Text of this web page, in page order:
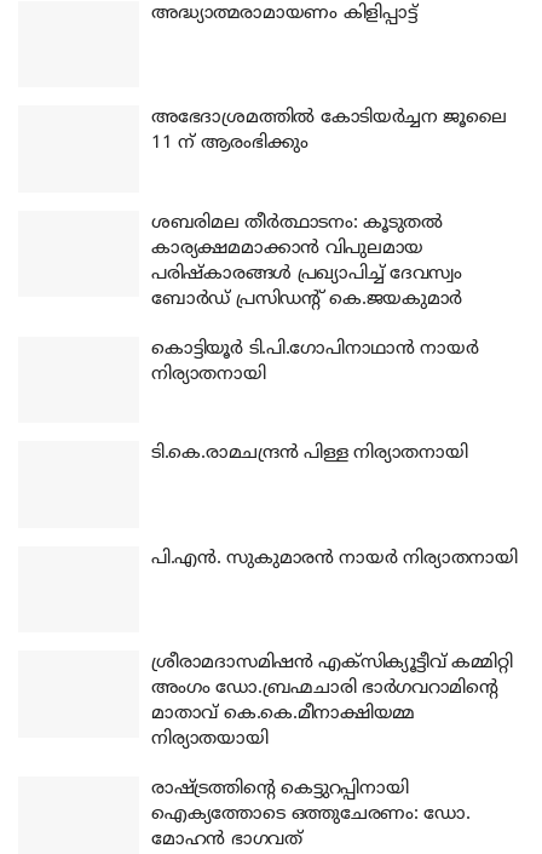
അദ്ധ്യാത്മരാമായണം കിളിപ്പാട്ട്
അഭേദാശ്രമത്തില്‍ കോടിയര്‍ച്ചന ജൂലൈ
11 ന് ആരംഭിക്കും
ശബരിമല തീര്‍ത്ഥാടനം: കൂടുതല്‍
കാര്യക്ഷമമാക്കാന്‍ വിപുലമായ
പരിഷ്‌കാരങ്ങള്‍ പ്രഖ്യാപിച്ച് ദേവസ്വം
ബോര്‍ഡ് പ്രസിഡന്റ് കെ.ജയകുമാര്‍
കൊട്ടിയൂര്‍ ടി.പി.ഗോപിനാഥാന്‍ നായര്‍
നിര്യാതനായി
ടി.കെ.രാമചന്ദ്രന്‍ പിള്ള നിര്യാതനായി
പി.എന്‍. സുകുമാരന്‍ നായര്‍ നിര്യാതനായി
ശ്രീരാമദാസമിഷന്‍ എക്‌സിക്യൂട്ടീവ് കമ്മിറ്റി
അംഗം ഡോ.ബ്രഹ്മചാരി ഭാര്‍ഗവറാമിന്റെ
മാതാവ് കെ.കെ.മീനാക്ഷിയമ്മ
നിര്യാതയായി
രാഷ്ട്രത്തിന്റെ കെട്ടുറപ്പിനായി
ഐക്യത്തോടെ ഒത്തുചേരണം: ഡോ.
മോഹന്‍ ഭാഗവത്